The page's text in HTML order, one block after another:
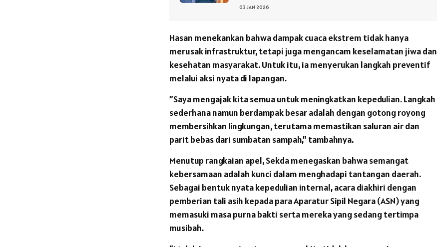
03 JAN 2026
​Hasan menekankan bahwa dampak cuaca ekstrem tidak hanya
merusak infrastruktur, tetapi juga mengancam keselamatan jiwa dan
kesehatan masyarakat. Untuk itu, ia menyerukan langkah preventif
melalui aksi nyata di lapangan.
​”Saya mengajak kita semua untuk meningkatkan kepedulian. Langkah
sederhana namun berdampak besar adalah dengan gotong royong
membersihkan lingkungan, terutama memastikan saluran air dan
parit bebas dari sumbatan sampah,” tambahnya.
Menutup rangkaian apel, Sekda menegaskan bahwa semangat
kebersamaan adalah kunci dalam menghadapi tantangan daerah.
Sebagai bentuk nyata kepedulian internal, acara diakhiri dengan
pemberian tali asih kepada para Aparatur Sipil Negara (ASN) yang
memasuki masa purna bakti serta mereka yang sedang tertimpa
musibah.